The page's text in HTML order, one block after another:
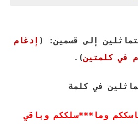
إلى قسمين: ( إدغام
في كلمتين).
في كلمة
وما***سلككم وباقي